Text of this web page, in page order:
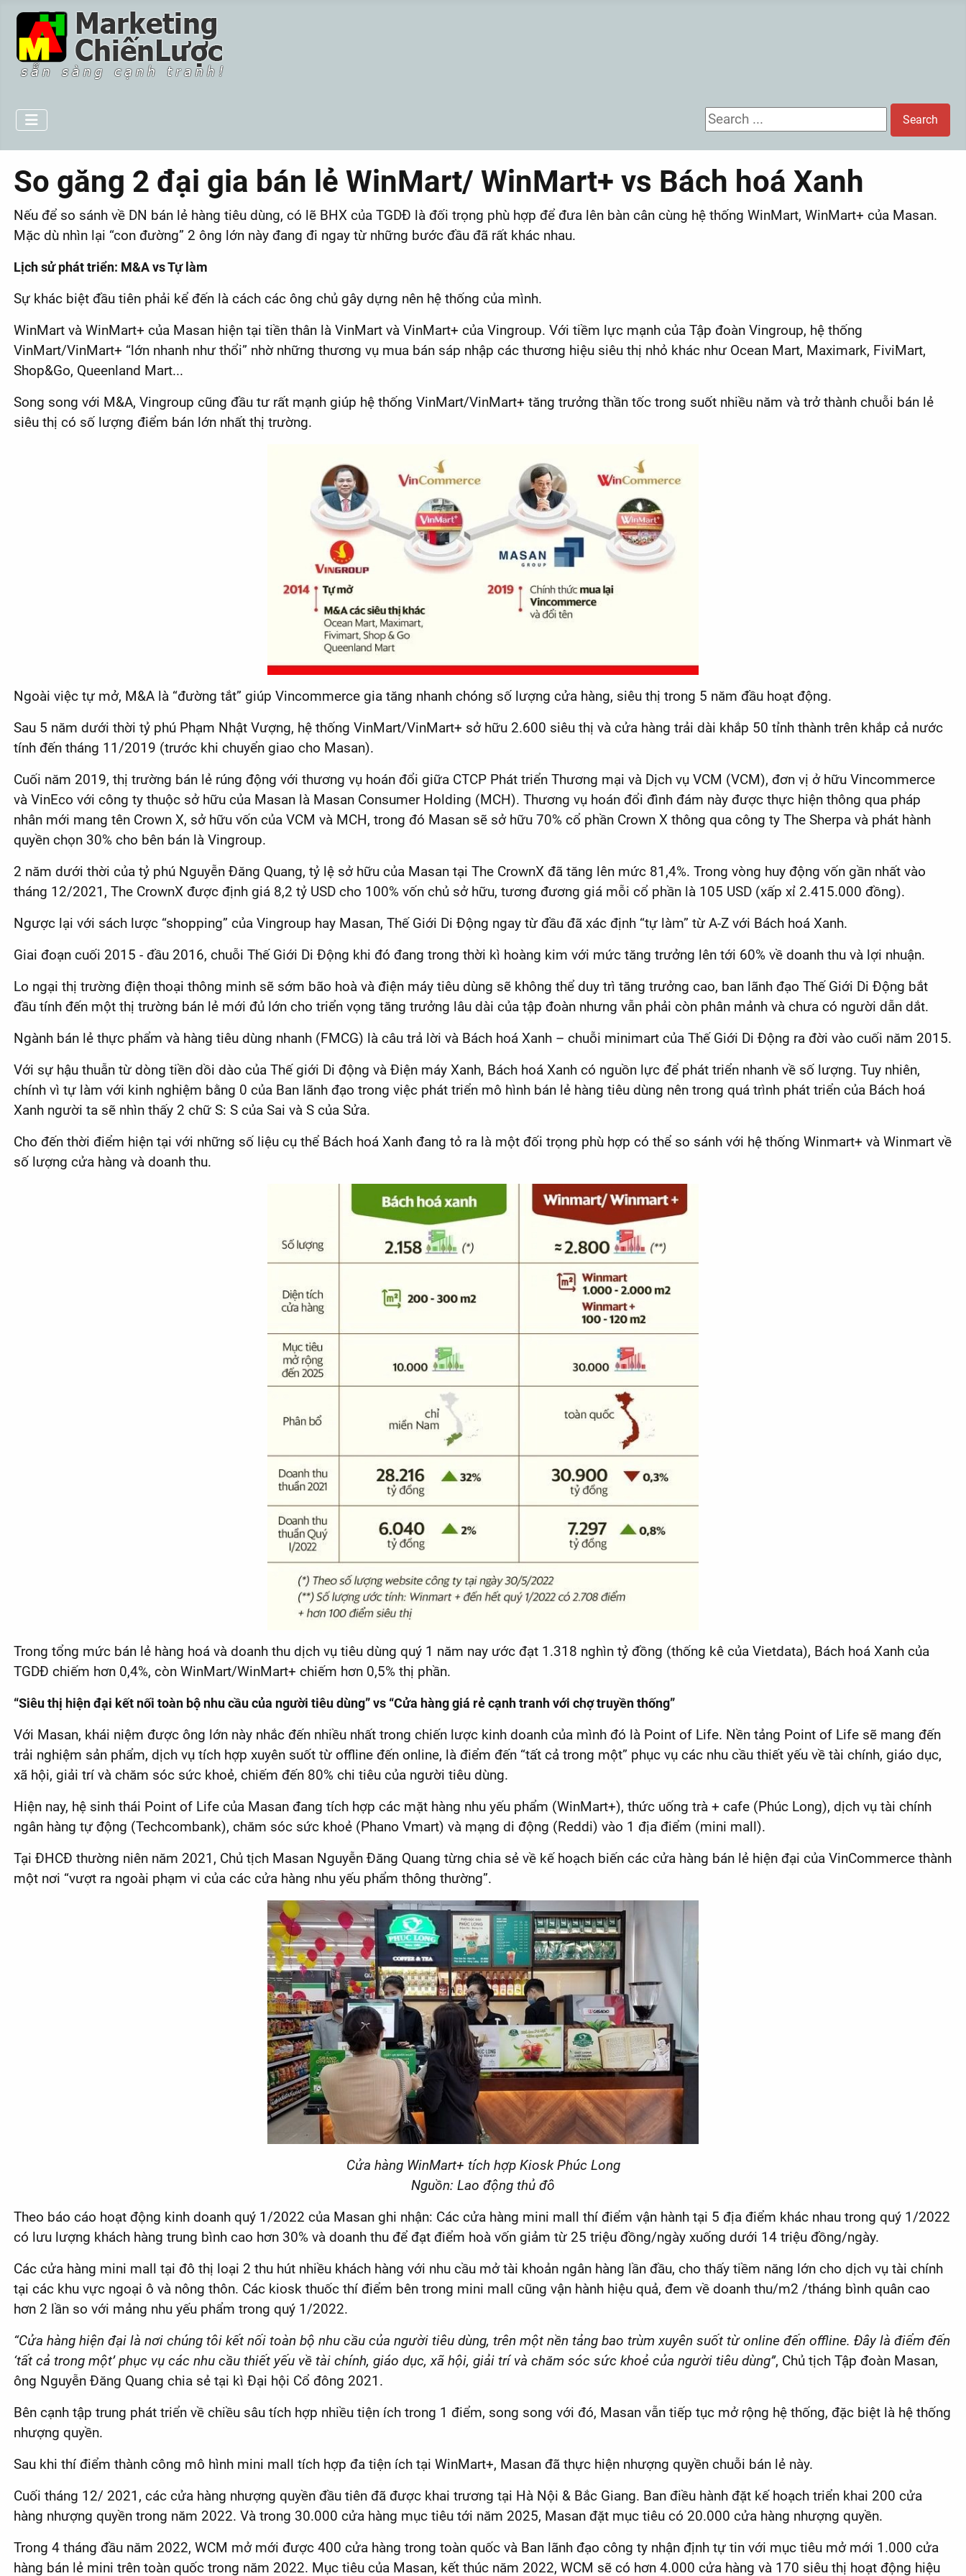
Search ... Search
So găng 2 đại gia bán lẻ WinMart/ WinMart+ vs Bách hoá Xanh
Nếu để so sánh về DN bán lẻ hàng tiêu dùng, có lẽ BHX của TGDĐ là đối trọng phù hợp để đưa lên bàn cân cùng hệ thống WinMart, WinMart+ của Masan.
Mặc dù nhìn lại “con đường” 2 ông lớn này đang đi ngay từ những bước đầu đã rất khác nhau.
Lịch sử phát triển: M&A vs Tự làm
Sự khác biệt đầu tiên phải kể đến là cách các ông chủ gây dựng nên hệ thống của mình.
WinMart và WinMart+ của Masan hiện tại tiền thân là VinMart và VinMart+ của Vingroup. Với tiềm lực mạnh của Tập đoàn Vingroup, hệ thống
VinMart/VinMart+ “lớn nhanh như thổi” nhờ những thương vụ mua bán sáp nhập các thương hiệu siêu thị nhỏ khác như Ocean Mart, Maximark, FiviMart,
Shop&Go, Queenland Mart...
Song song với M&A, Vingroup cũng đầu tư rất mạnh giúp hệ thống VinMart/VinMart+ tăng trưởng thần tốc trong suốt nhiều năm và trở thành chuỗi bán lẻ
siêu thị có số lượng điểm bán lớn nhất thị trường.
Ngoài việc tự mở, M&A là “đường tắt” giúp Vincommerce gia tăng nhanh chóng số lượng cửa hàng, siêu thị trong 5 năm đầu hoạt động.
Sau 5 năm dưới thời tỷ phú Phạm Nhật Vượng, hệ thống VinMart/VinMart+ sở hữu 2.600 siêu thị và cửa hàng trải dài khắp 50 tỉnh thành trên khắp cả nước
tính đến tháng 11/2019 (trước khi chuyển giao cho Masan).
Cuối năm 2019, thị trường bán lẻ rúng động với thương vụ hoán đổi giữa CTCP Phát triển Thương mại và Dịch vụ VCM (VCM), đơn vị ở hữu Vincommerce
và VinEco với công ty thuộc sở hữu của Masan là Masan Consumer Holding (MCH). Thương vụ hoán đổi đình đám này được thực hiện thông qua pháp
nhân mới mang tên Crown X, sở hữu vốn của VCM và MCH, trong đó Masan sẽ sở hữu 70% cổ phần Crown X thông qua công ty The Sherpa và phát hành
quyền chọn 30% cho bên bán là Vingroup.
2 năm dưới thời của tỷ phú Nguyễn Đăng Quang, tỷ lệ sở hữu của Masan tại The CrownX đã tăng lên mức 81,4%. Trong vòng huy động vốn gần nhất vào
tháng 12/2021, The CrownX được định giá 8,2 tỷ USD cho 100% vốn chủ sở hữu, tương đương giá mỗi cổ phần là 105 USD (xấp xỉ 2.415.000 đồng).
Ngược lại với sách lược “shopping” của Vingroup hay Masan, Thế Giới Di Động ngay từ đầu đã xác định “tự làm” từ A-Z với Bách hoá Xanh.
Giai đoạn cuối 2015 - đầu 2016, chuỗi Thế Giới Di Động khi đó đang trong thời kì hoàng kim với mức tăng trưởng lên tới 60% về doanh thu và lợi nhuận.
Lo ngại thị trường điện thoại thông minh sẽ sớm bão hoà và điện máy tiêu dùng sẽ không thể duy trì tăng trưởng cao, ban lãnh đạo Thế Giới Di Động bắt
đầu tính đến một thị trường bán lẻ mới đủ lớn cho triển vọng tăng trưởng lâu dài của tập đoàn nhưng vẫn phải còn phân mảnh và chưa có người dẫn dắt.
Ngành bán lẻ thực phẩm và hàng tiêu dùng nhanh (FMCG) là câu trả lời và Bách hoá Xanh – chuỗi minimart của Thế Giới Di Động ra đời vào cuối năm 2015.
Với sự hậu thuẫn từ dòng tiền dồi dào của Thế giới Di động và Điện máy Xanh, Bách hoá Xanh có nguồn lực để phát triển nhanh về số lượng. Tuy nhiên,
chính vì tự làm với kinh nghiệm bằng 0 của Ban lãnh đạo trong việc phát triển mô hình bán lẻ hàng tiêu dùng nên trong quá trình phát triển của Bách hoá
Xanh người ta sẽ nhìn thấy 2 chữ S: S của Sai và S của Sửa.
Cho đến thời điểm hiện tại với những số liệu cụ thể Bách hoá Xanh đang tỏ ra là một đối trọng phù hợp có thể so sánh với hệ thống Winmart+ và Winmart về
số lượng cửa hàng và doanh thu.
Trong tổng mức bán lẻ hàng hoá và doanh thu dịch vụ tiêu dùng quý 1 năm nay ước đạt 1.318 nghìn tỷ đồng (thống kê của Vietdata), Bách hoá Xanh của
TGDĐ chiếm hơn 0,4%, còn WinMart/WinMart+ chiếm hơn 0,5% thị phần.
“Siêu thị hiện đại kết nối toàn bộ nhu cầu của người tiêu dùng” vs “Cửa hàng giá rẻ cạnh tranh với chợ truyền thống”
Với Masan, khái niệm được ông lớn này nhắc đến nhiều nhất trong chiến lược kinh doanh của mình đó là Point of Life. Nền tảng Point of Life sẽ mang đến
trải nghiệm sản phẩm, dịch vụ tích hợp xuyên suốt từ offline đến online, là điểm đến “tất cả trong một” phục vụ các nhu cầu thiết yếu về tài chính, giáo dục,
xã hội, giải trí và chăm sóc sức khoẻ, chiếm đến 80% chi tiêu của người tiêu dùng.
Hiện nay, hệ sinh thái Point of Life của Masan đang tích hợp các mặt hàng nhu yếu phẩm (WinMart+), thức uống trà + cafe (Phúc Long), dịch vụ tài chính
ngân hàng tự động (Techcombank), chăm sóc sức khoẻ (Phano Vmart) và mạng di động (Reddi) vào 1 địa điểm (mini mall).
Tại ĐHCĐ thường niên năm 2021, Chủ tịch Masan Nguyễn Đăng Quang từng chia sẻ về kế hoạch biến các cửa hàng bán lẻ hiện đại của VinCommerce thành
một nơi “vượt ra ngoài phạm vi của các cửa hàng nhu yếu phẩm thông thường”.
Cửa hàng WinMart+ tích hợp Kiosk Phúc Long
Nguồn: Lao động thủ đô
Theo báo cáo hoạt động kinh doanh quý 1/2022 của Masan ghi nhận: Các cửa hàng mini mall thí điểm vận hành tại 5 địa điểm khác nhau trong quý 1/2022
có lưu lượng khách hàng trung bình cao hơn 30% và doanh thu để đạt điểm hoà vốn giảm từ 25 triệu đồng/ngày xuống dưới 14 triệu đồng/ngày.
Các cửa hàng mini mall tại đô thị loại 2 thu hút nhiều khách hàng với nhu cầu mở tài khoản ngân hàng lần đầu, cho thấy tiềm năng lớn cho dịch vụ tài chính
tại các khu vực ngoại ô và nông thôn. Các kiosk thuốc thí điểm bên trong mini mall cũng vận hành hiệu quả, đem về doanh thu/m2 /tháng bình quân cao
hơn 2 lần so với mảng nhu yếu phẩm trong quý 1/2022.
“Cửa hàng hiện đại là nơi chúng tôi kết nối toàn bộ nhu cầu của người tiêu dùng, trên một nền tảng bao trùm xuyên suốt từ online đến offline. Đây là điểm đến
‘tất cả trong một’ phục vụ các nhu cầu thiết yếu về tài chính, giáo dục, xã hội, giải trí và chăm sóc sức khoẻ của người tiêu dùng”, Chủ tịch Tập đoàn Masan,
ông Nguyễn Đăng Quang chia sẻ tại kì Đại hội Cổ đông 2021.
Bên cạnh tập trung phát triển về chiều sâu tích hợp nhiều tiện ích trong 1 điểm, song song với đó, Masan vẫn tiếp tục mở rộng hệ thống, đặc biệt là hệ thống
nhượng quyền.
Sau khi thí điểm thành công mô hình mini mall tích hợp đa tiện ích tại WinMart+, Masan đã thực hiện nhượng quyền chuỗi bán lẻ này.
Cuối tháng 12/ 2021, các cửa hàng nhượng quyền đầu tiên đã được khai trương tại Hà Nội & Bắc Giang. Ban điều hành đặt kế hoạch triển khai 200 cửa
hàng nhượng quyền trong năm 2022. Và trong 30.000 cửa hàng mục tiêu tới năm 2025, Masan đặt mục tiêu có 20.000 cửa hàng nhượng quyền.
Trong 4 tháng đầu năm 2022, WCM mở mới được 400 cửa hàng trong toàn quốc và Ban lãnh đạo công ty nhận định tự tin với mục tiêu mở mới 1.000 cửa
hàng bán lẻ mini trên toàn quốc trong năm 2022. Mục tiêu của Masan, kết thúc năm 2022, WCM sẽ có hơn 4.000 cửa hàng và 170 siêu thị hoạt động hiệu